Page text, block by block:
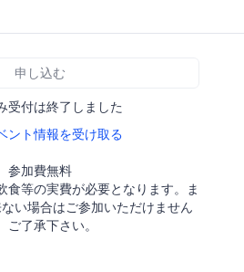
申し込む
受付は終了しました
ント情報を受け取る
参加費無料
食等の実費が必要となります。ま
い場合はご参加いただけません
ご了承下さい。